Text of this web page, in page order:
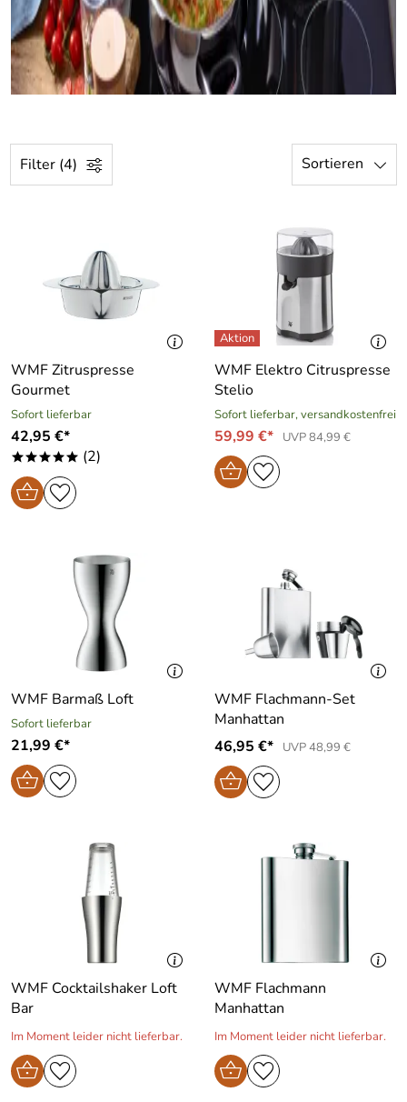
Filter (4) Sortieren
WMF Zitruspresse
Gourmet
Sofort lieferbar
42,95 €*
***** (2)
WMF Elektro Citruspresse
Stelio
Sofort lieferbar, versandkostenfrei
59,99 €* UVP 84,99 €
WMF Barmaß Loft
Sofort lieferbar
21,99 €*
WMF Flachmann-Set
Manhattan
46,95 €*
UVP 48,99 €
WMF Cocktailshaker Loft
Bar
Im Moment leider nicht lieferbar.
WMF Flachmann
Manhattan
Im Moment leider nicht lieferbar.